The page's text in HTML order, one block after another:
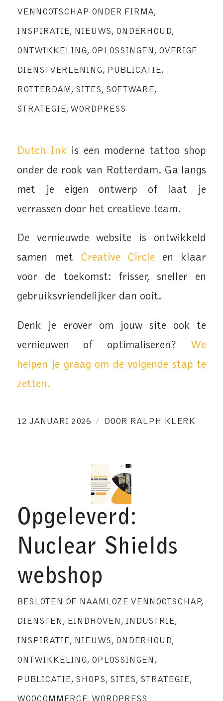
VENNOOTSCHAP ONDER FIRMA,
INSPIRATIE, NIEUWS, ONDERHOUD,
ONTWIKKELING, OPLOSSINGEN , OVERIGE
DIENSTVERLENING, PUBLICATIE,
ROTTERDAM, SITES, SOFTWARE,
STRATEGIE, WORDPRESS
Dutch Ink is een moderne tattoo shop
onder de rook van Rotterdam. Ga langs
met je eigen ontwerp of laat je
verrassen door het creatieve team.
De vernieuwde website is ontwikkeld
samen met
Creative Circle en klaar
voor de toekomst: frisser, sneller en
gebruiksvriendelijker dan ooit.
Denk je erover om jouw site ook te
vernieuwen of optimaliseren? We
helpen je graag om de volgende stap te
zetten.
12 JANUARI 2026 / DOOR RALPH KLERK
Opgeleverd:
Nuclear Shields
webshop
BESLOTEN OF NAAMLOZE VENNOOTSCHAP,
DIENSTEN , EINDHOVEN , INDUSTRIE,
INSPIRATIE, NIEUWS, ONDERHOUD,
ONTWIKKELING, OPLOSSINGEN ,
PUBLICATIE, SHOPS, SITES, STRATEGIE,